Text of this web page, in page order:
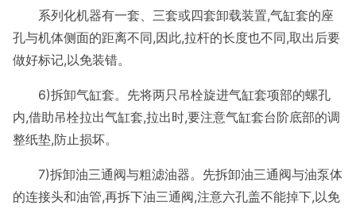
系列化机器有一套、三套或四套卸载装置,气缸套的座
孔与机体侧面的距离不同,因此,拉杆的长度也不同,取出后要
做好标记,以免装错。
6)拆卸气缸套。先将两只吊栓旋进气缸套项部的螺孔
内,借助吊栓拉出气缸套,拉出时,要注意气缸套台阶底部的调
整纸垫,防止损坏。
7)拆卸油三通阀与粗滤油器。先拆卸油三通阀与油泵体
的连接头和油管,再拆下油三通阀,注意六孔盖不能掉下,以免